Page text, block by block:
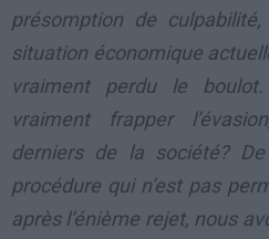
présomption de
situation économique
vraiment perdu le
vraiment frapper
derniers de la société?
procédure qui n’est pas
après l’énième rejet, nous